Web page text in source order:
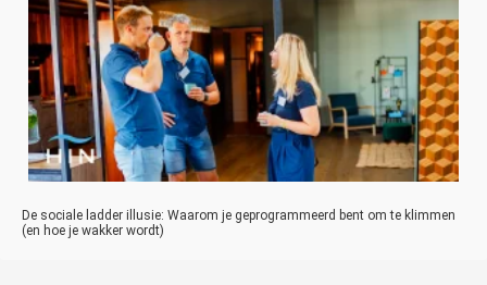
De sociale ladder illusie: Waarom je geprogrammeerd bent om te klimmen
(en hoe je wakker wordt)